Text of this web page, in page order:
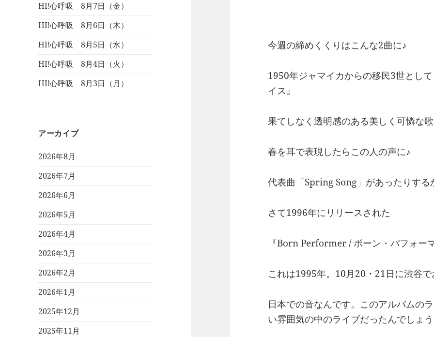
HI!心呼吸 8月7日（金）
HI!心呼吸 8月6日（木）
HI!心呼吸 8月5日（水）
HI!心呼吸 8月4日（火）
HI!心呼吸 8月3日（月）
アーカイブ
2026年8月
2026年7月
2026年6月
2026年5月
2026年4月
2026年3月
2026年2月
2026年1月
2025年12月
2025年11月
今週の締めくくりはこんな2曲に♪
1950年ジャマイカからの移民3世とし
イス』
果てしなく透明感のある美しく可憐な
春を耳で表現したらこの人の声に♪
代表曲「Spring Song」があったりす
さて1996年にリリースされた
『Born Performer / ボーン・パフォー
これは1995年。10月20・21日に渋谷
日本での音なんです。このアルバムの
い雰囲気の中のライブだったんでしょ